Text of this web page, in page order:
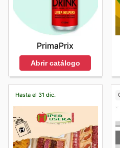
PrimaPrix
Abrir catálogo
Hasta el 31 dic.